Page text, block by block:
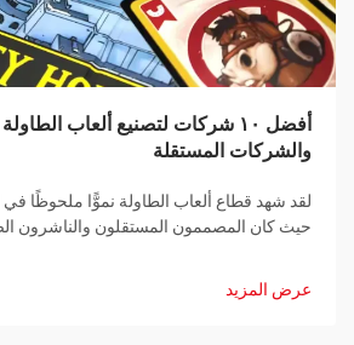
أفضل ١٠ شركات لتصنيع ألعاب
والشركات المستقلة
لقد شهد قطاع ألعاب الطاولة نموًّا ملحوظًا في
حيث كان المصممون المستقلون والناشرون
المستقلين...
عرض المزيد